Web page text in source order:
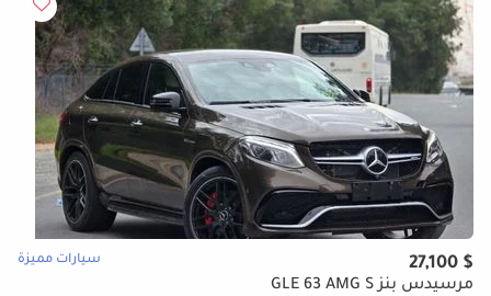
$ 27,100 سيارات مميزة
مرسيدس بنز GLE 63 AMG S